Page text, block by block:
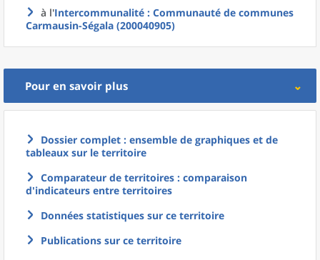
à l'Intercommunalité : Communauté de communes
Carmausin-Ségala (200040905)
Pour en savoir plus
Dossier complet : ensemble de graphiques et de
tableaux sur le territoire
Comparateur de territoires : comparaison
d'indicateurs entre territoires
Données statistiques sur ce territoire
Publications sur ce territoire